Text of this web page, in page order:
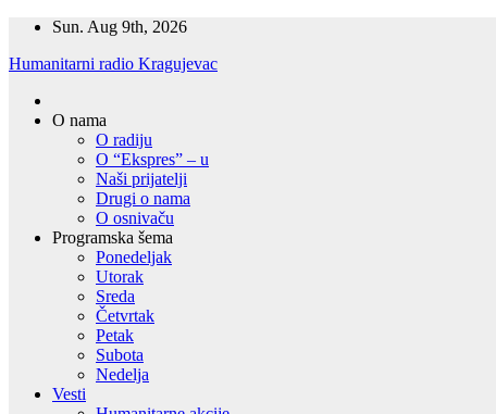
Skip
content
Sun. Aug 9th, 2026
Humanitarni radio Kragujevac
O nama
O radiju
O “Ekspres” – u
Naši prijatelji
Drugi o nama
O osnivaču
Programska šema
Ponedeljak
Utorak
Sreda
Četvrtak
Petak
Subota
Nedelja
Vesti